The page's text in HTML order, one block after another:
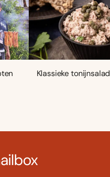
Klassieke